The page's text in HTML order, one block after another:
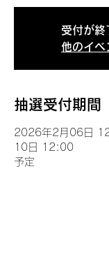
受付が終
他のイベ
抽選受付期間
2026年2月06日
10日 12:00
予定